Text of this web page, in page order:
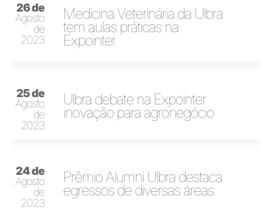
26 de
Agosto
de
2023
Medicina Veterinária da Ulbra
tem aulas práticas na
Expointer
25 de
Agosto
de
2023
Ulbra debate na Expointer
inovação para agronegócio
24 de
Agosto
de
2023
Prêmio Alumni Ulbra destaca
egressos de diversas áreas